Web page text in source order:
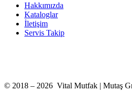
Hakkımızda
Kataloglar
İletişim
Servis Takip
© 2018 – 2026 Vital Mutfak | Mutaş